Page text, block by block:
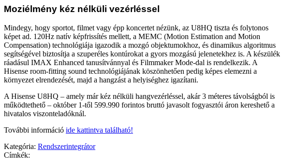
Moziélmény kéz nélküli vezérléssel
Mindegy, hogy sportot, filmet vagy épp koncertet nézünk, az U8HQ tiszta és folytonos
képet ad. 120Hz natív képfrissítés mellett, a MEMC (Motion Estimation and Motion
Compensation) technológiája igazodik a mozgó objektumokhoz, és dinamikus algoritmus
segítségével biztosítja a szuperéles kontúrokat a gyors mozgású jelenetekhez is. A készülék
ráadásul IMAX Enhanced tanusítvánnyal és Filmmaker Mode-dal is rendelkezik. A
Hisense room-fitting sound technológiájának köszönhetően pedig képes elemezni a
környezet elrendezését, majd a hangzást a helyiséghez igazítani.
A Hisense U8HQ – amely már kéz nélküli hangvezérléssel, akár 3 méteres távolságból is
működtethető – október 1-től 599.990 forintos bruttó javasolt fogyasztói áron kereshető a
hivatalos viszonteladóknál.
További információ ide kattintva található!
Kategória: Rendszerintegrátor
Címkék: